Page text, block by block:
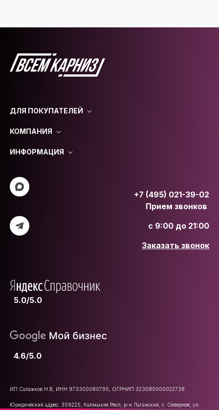
ДЛЯ ПОКУПАТЕЛЕЙ
КОМПАНИЯ
ИНФОРМАЦИЯ
+7 (495) 021-39-02
Прием звонков
с 9:00 до 21:00
Заказать звонок
5.0/5.0
4.6/5.0
ИП Салажков Н.В, ИНН 973300080795, ОГРНИП 323080000022738
Юридический адрес: 359225, Калмыкия Респ, р-н Лаганский, с. Северное, ул.